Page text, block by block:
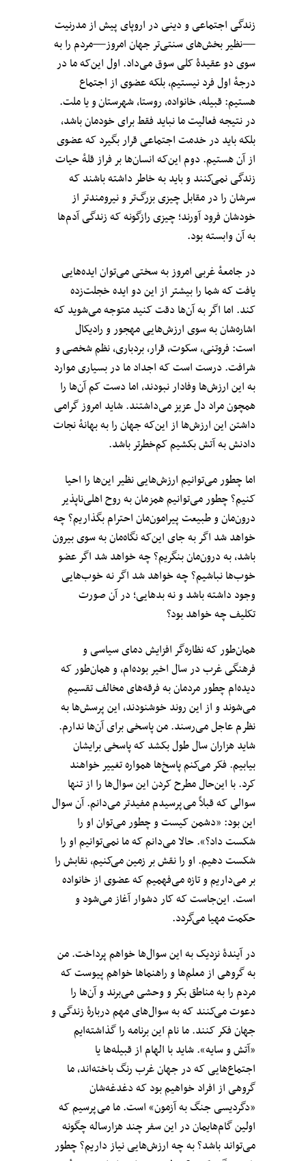
زندگی اجتماعی و دینی در اروپای پیش‌ از مدرنیت
—نظیر بخش‌های سنتی‌تر جهان امروز—مردم را به
سوی دو عقیدهٔ کلی سوق می‌داد. اول این‌که ما در
درجهٔ اول فرد نیستیم، بلکه عضوی از اجتماع
هستیم: قبیله، خانواده، روستا، شهرستان و یا ملت.
در نتیجه فعالیت ما نباید فقط برای خودمان باشد،
بلکه باید در خدمت اجتماعی قرار بگیرد که عضوی
از آن هستیم. دوم این‌که انسان‌ها بر فراز قلهٔ‌ حیات
زندگی نمی‌کنند و باید به خاطر داشته باشند که
سرشان را در مقابل چیزی بزرگ‌تر و نیرومندتر از
خودشان فرود آورند؛ چیزی رازگونه که زندگی آدم‌ها
به آن وابسته بود.
در جامعهٔ غربی امروز به سختی می‌توان ایده‌هایی
یافت که شما را بیشتر از این دو ایده خجلت‌زده
کند. اما اگر به آن‌ها دقت کنید متوجه می‌شوید که
اشاره‌شان به سوی ارزش‌هایی مهجور و رادیکال
است: فروتنی، سکوت، قرار، بردباری، نظم شخصی و
شرافت. درست است که اجداد ما در بسیاری موارد
به این ارزش‌ها وفادار نبودند، اما دست کم آن‌ها را
همچون مراد دل عزیز می‌داشتند. شاید امروز گرامی
داشتن این ارزش‌ها از این‌که جهان را به بهانهٔ‌ نجات
دادنش به آتش بکشیم کم‌خطرتر باشد.
اما چطور می‌توانیم ارزش‌هایی نظیر این‌ها را احیا
کنیم؟ چطور می‌توانیم همزمان به روح اهلی‌ناپذیر
درون‌مان و طبیعت پیرامون‌مان احترام بگذاریم؟ چه
خواهد شد اگر به جای این‌که نگاه‌مان به سوی بیرون
باشد، به درون‌مان بنگریم؟ چه خواهد شد اگر عضو
خوب‌ها نباشیم؟ چه خواهد شد اگر نه خوب‌هایی
وجود داشته باشد و نه بدهایی؛ در آن صورت
تکلیف چه خواهد بود؟
همان‌طور که نظاره‌گر افزایش دمای سیاسی و
فرهنگی غرب در سال اخیر بوده‌ام، و همان‌طور که
دیده‌ام چطور مردمان به فرقه‌های مخالف تقسیم
می‌شوند و از این‌ روند خوشنودند، این پرسش‌ها به
نظرم عاجل می‌رسند. من پاسخی برای آن‌ها ندارم.
شاید هزاران سال طول بکشد که پاسخی برایشان
بیابیم. فکر می‌کنم پاسخ‌ها همواره تغییر خواهند
کرد. با این‌حال مطرح کردن این سوال‌ها را از تنها
سوالی که قبلاً می‌پرسیدم مفیدتر می‌دانم. آن سوال
این بود: «دشمن کیست و چطور می‌توان او را
شکست داد؟». حالا می‌دانم که ما نمی‌توانیم او را
شکست دهیم. او را نقش بر زمین می‌کنیم، نقابش را
بر می‌داریم و تازه می‌فهمیم که عضوی از خانواده‌
است. این‌جاست که کار دشوار آغاز می‌شود و
حکمت مهیا می‌گردد.
در آیندهٔ نزدیک به این سوال‌ها خواهم پرداخت. من
به گروهی از معلم‌ها و راهنماها خواهم پیوست که
مردم را به مناطق بکر و وحشی می‌برند و آن‌ها را
دعوت می‌کنند که به سوال‌های مهم دربارهٔ زندگی‌ و
جهان فکر کنند. ما نام این برنامه را گذاشته‌ایم
«آتش و سایه». شاید با الهام از قبیله‌ها یا
اجتماع‌هایی که در جهان غرب رنگ باخته‌اند، ما
گروهی از افراد خواهیم بود که دغدغه‌شان
«دگردیسی جنگ به آزمون» است. ما می‌پرسیم که
اولین گام‌هایمان در این سفر چند هزارساله چگونه
می‌تواند باشد؟ به چه ارزش‌هایی نیاز داریم؟ چطور